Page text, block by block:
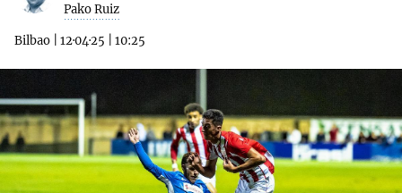
Pako Ruiz
Bilbao 12·04·25 10:25